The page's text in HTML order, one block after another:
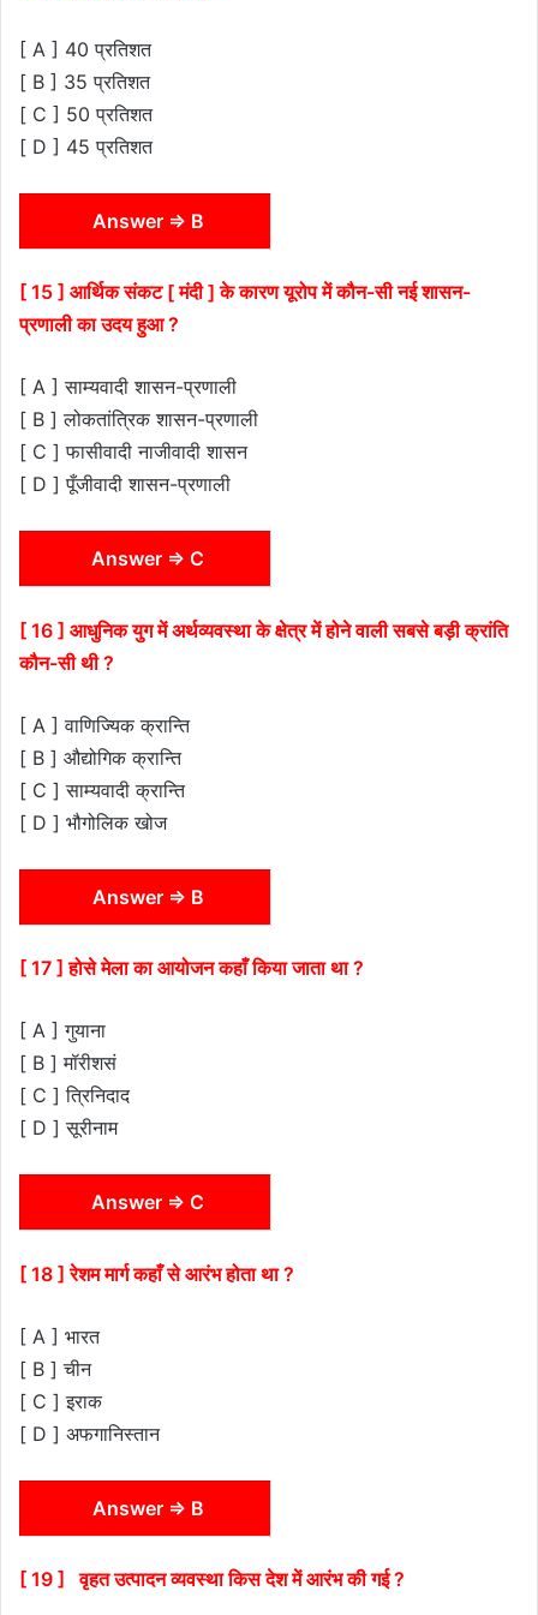
[ A ] 40 प्रतिशत
[ B ] 35 प्रतिशत
[ C ] 50 प्रतिशत
[ D ] 45 प्रतिशत
Answer ⇒ B
[ 15 ] आर्थिक संकट [ मंदी ] के कारण यूरोप में कौन-सी नई शासन-
प्रणाली का उदय हुआ ?
[ A ] साम्यवादी शासन-प्रणाली
[ B ] लोकतांत्रिक शासन-प्रणाली
[ C ] फासीवादी नाजीवादी शासन
[ D ] पूँजीवादी शासन-प्रणाली
Answer ⇒ C
[ 16 ] आधुनिक युग में अर्थव्यवस्था के क्षेत्र में होने वाली सबसे बड़ी क्रांति
कौन-सी थी ?
[ A ] वाणिज्यिक क्रान्ति
[ B ] औद्योगिक क्रान्ति
[ C ] साम्यवादी क्रान्ति
[ D ] भौगोलिक खोज
Answer ⇒ B
[ 17 ] होसे मेला का आयोजन कहाँ किया जाता था ?
[ A ] गुयाना
[ B ] मॉरीशसं
[ C ] त्रिनिदाद
[ D ] सूरीनाम
Answer ⇒ C
[ 18 ] रेशम मार्ग कहाँ से आरंभ होता था ?
[ A ] भारत
[ B ] चीन
[ C ] इराक
[ D ] अफगानिस्तान
Answer ⇒ B
[ 19 ] वृहत उत्पादन व्यवस्था किस देश में आरंभ की गई ?